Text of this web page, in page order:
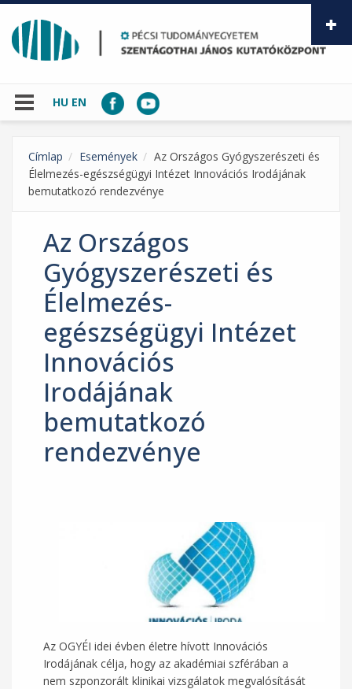
Ugrás a tartalomra
HU EN
Címlap Események
Az Országos Gyógyszerészeti és
Élelmezés-egészségügyi Intézet Innovációs Irodájának
bemutatkozó rendezvénye
Az Országos
Gyógyszerészeti és
Élelmezés-
egészségügyi Intézet
Innovációs
Irodájának
bemutatkozó
rendezvénye
Az OGYÉI idei évben életre hívott Innovációs
Irodájának célja, hogy az akadémiai szférában a
nem szponzorált klinikai vizsgálatok megvalósítását